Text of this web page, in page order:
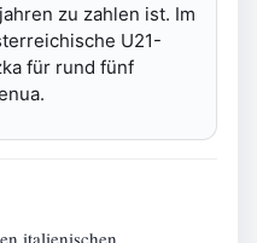
zu zahlen ist. Im
U21-
für rund fünf
italienischen